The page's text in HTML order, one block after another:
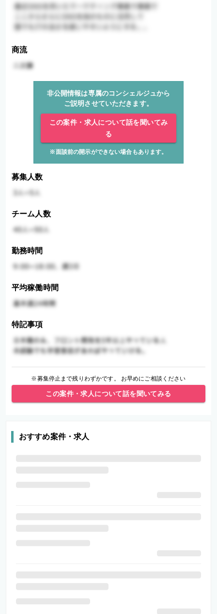
商流
非公開情報は専属のコンシェルジュから
ご説明させていただきます。
この案件・求人について話を聞いてみ
る
※面談前の開示ができない場合もあります。
募集人数
チーム人数
勤務時間
平均稼働時間
特記事項
※募集停止まで残りわずかです。 お早めにご相談ください
この案件・求人について話を聞いてみる
おすすめ案件・求人